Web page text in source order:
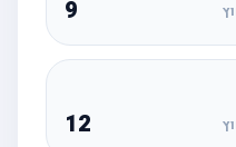
12